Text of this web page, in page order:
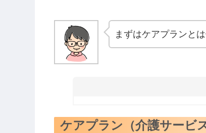
まずはケアプランと
ケアプラン（介護サービ